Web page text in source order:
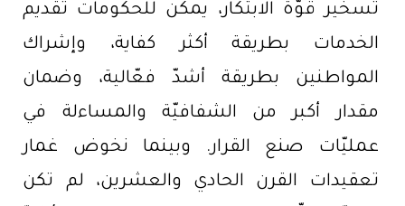
تسخير قوّة الابتكار، يمكن للحكومات تقديم
الخدمات بطريقة أكثر كفاية، وإشراك
المواطنين بطريقة أشدّ فعّالية، وضمان
مقدار أكبر من الشفافيّة والمساءلة في
عمليّات صنع القرار. وبينما نخوض غمار
تعقيدات القرن الحادي والعشرين، لم تكن